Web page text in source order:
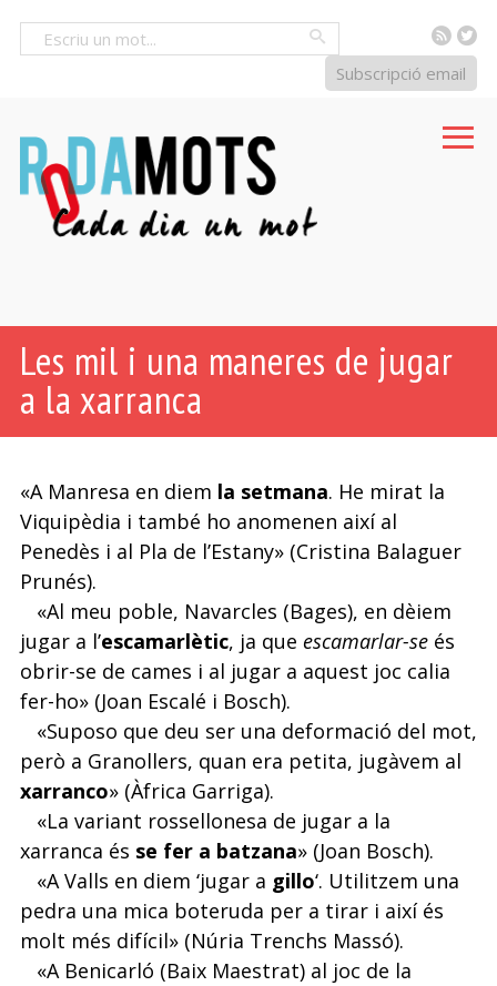
RSS
Subscripció email
Les mil i una maneres de jugar
a la xarranca
«A Manresa en diem la setmana. He mirat la
Viquipèdia i també ho anomenen així al
Penedès i al Pla de l’Estany» (Cristina Balaguer
Prunés).
«Al meu poble, Navarcles (Bages), en dèiem
jugar a l’escamarlètic, ja que escamarlar-seés
obrir-se de cames i al jugar a aquest joc calia
fer-ho» (Joan Escalé i Bosch).
«Suposo que deu ser una deformació del mot,
però a Granollers, quan era petita, jugàvem al
xarranco» (Àfrica Garriga).
«La variant rossellonesa de jugar a la
xarranca és se fer a batzana» (Joan Bosch).
«A Valls en diem ‘jugar a gillo‘. Utilitzem una
pedra una mica boteruda per a tirar i així és
molt més difícil» (Núria Trenchs Massó).
«A Benicarló (Baix Maestrat) al joc de la